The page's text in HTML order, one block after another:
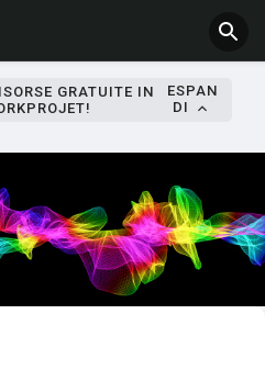
GRATUITE IN
ESPAN
DI